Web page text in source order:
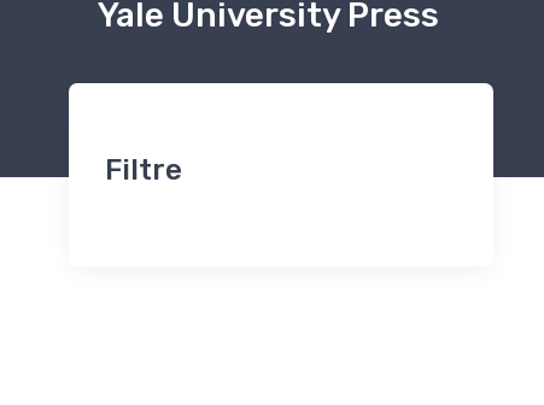
Yale University Press
Filtre